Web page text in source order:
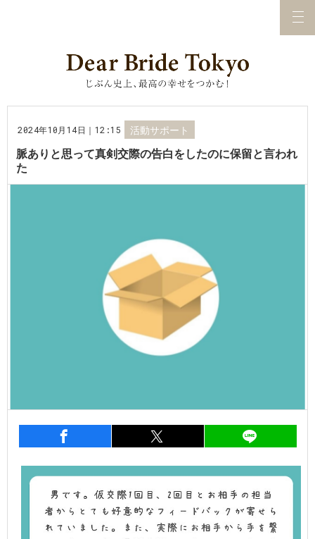
2024年10月14日｜12:15 活動サポート
脈ありと思って真剣交際の告白をしたのに保留と言われ
た
シェア シェア